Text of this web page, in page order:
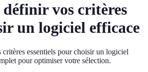
vos critères
un logiciel efficace
essentiels pour choisir un logiciel
pour optimiser votre sélection.